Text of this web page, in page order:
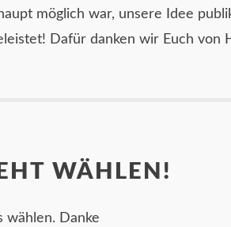
möglich war, unsere Idee
Dafür danken wir Euch von
WÄHLEN!
wählen. Danke